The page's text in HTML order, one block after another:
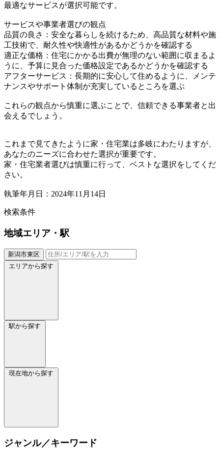
最適なサービスが選択可能です。
サービスや事業者選びの観点
品質の良さ：安全な暮らしを続けるため、高品質な材料や施
工技術で、耐久性や快適性があるかどうかを確認する
適正な価格：住宅にかかる出費が無理のない範囲に収まるよ
うに、予算に見合った価格設定であるかどうかを確認する
アフターサービス：長期的に安心して住めるように、メンテ
ナンスやサポート体制が充実しているところを選ぶ
これらの観点から慎重に選ぶことで、信頼できる事業者と出
会えるでしょう。
これまで見てきたように家・住宅業は多岐にわたりますが、
あなたのニーズに合わせた選択が重要です。
家・住宅業者選びは慎重に行って、ベストな選択をしてくだ
さい。
執筆年月日：2024年11月14日
検索条件
地域エリア・駅
新潟市東区
エリアから探す
駅から探す
現在地から探す
ジャンル／キーワード